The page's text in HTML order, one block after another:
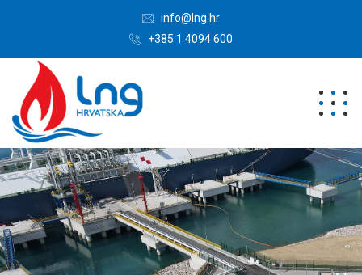
info@lng.hr
+385 1 4094 600